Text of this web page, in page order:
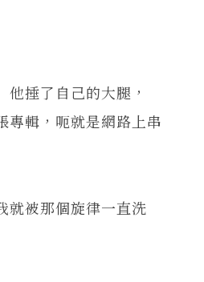
了自己的大腿，
專輯，呃就是網路上串
被那個旋律一直洗